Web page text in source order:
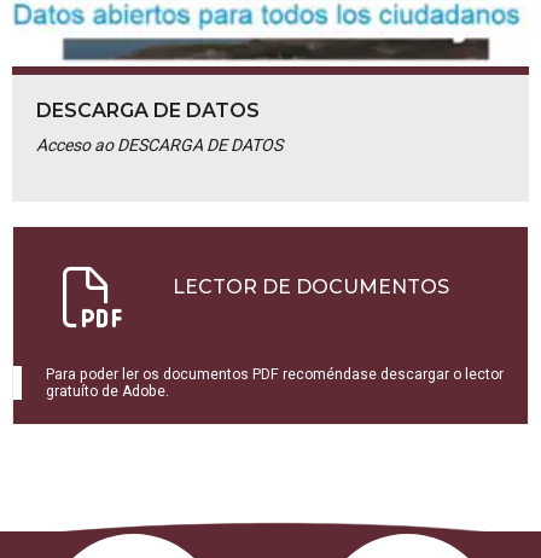
DESCARGA DE DATOS
Acceso ao DESCARGA DE DATOS
LECTOR DE DOCUMENTOS
Para poder ler os documentos PDF recoméndase descargar o lector
gratuíto de Adobe.